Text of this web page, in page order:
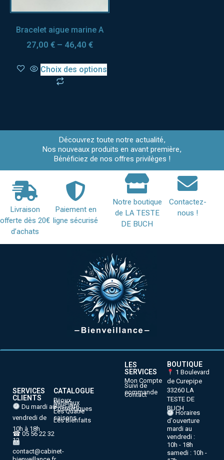
Bracelet aigue marine A
27,00 € – 46,40 €
Choix des options
Découvrez toute notre actualité,
Nos nouveaux produits en avant première,
Bénéficiez de nos offres privilèges !
Livraison
offerte dès 20€
d’achats
Paiement en
ligne sécurisé
Notre boutique
de LA TESTE
DE BUCH
Contactez-
nous !
SERVICES
CLIENTS
Du mardi au
vendredi de
10h à 18h
☎ 05 56 22 32
12
contact@cabinet-
CATALOGUE
Bijoux
Minéraux
Bien-être
Cosmétiques
Les Quatre
saisons
Les Bienfaits
LES
SERVICES
Mon Compte
Suivi de
commande
Contact
BOUTIQUE
1 Boulevard
de Curepipe
33260 LA
TESTE DE
BUCH
Horaires
d'ouverture
mardi au
vendredi :
10h - 18h
samedi : 10h -